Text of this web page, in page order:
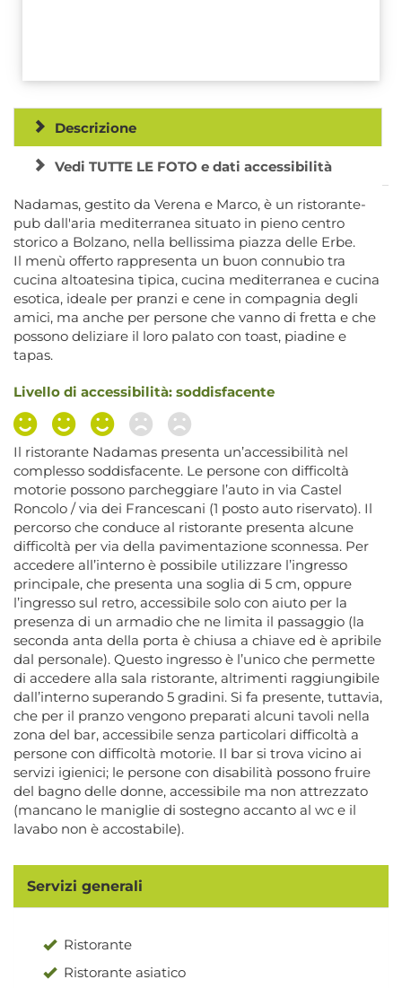
Descrizione
Vedi TUTTE LE FOTO e dati accessibilità
Nadamas, gestito da Verena e Marco, è un ristorante-
pub dall'aria mediterranea situato in pieno centro
storico a Bolzano, nella bellissima piazza delle Erbe.
Il menù offerto rappresenta un buon connubio tra
cucina altoatesina tipica, cucina mediterranea e cucina
esotica, ideale per pranzi e cene in compagnia degli
amici, ma anche per persone che vanno di fretta e che
possono deliziare il loro palato con toast, piadine e
tapas.
Livello di accessibilità: soddisfacente
Il ristorante Nadamas presenta un’accessibilità nel
complesso soddisfacente. Le persone con difficoltà
motorie possono parcheggiare l’auto in via Castel
Roncolo / via dei Francescani (1 posto auto riservato). Il
percorso che conduce al ristorante presenta alcune
difficoltà per via della pavimentazione sconnessa. Per
accedere all’interno è possibile utilizzare l’ingresso
principale, che presenta una soglia di 5 cm, oppure
l’ingresso sul retro, accessibile solo con aiuto per la
presenza di un armadio che ne limita il passaggio (la
seconda anta della porta è chiusa a chiave ed è apribile
dal personale). Questo ingresso è l’unico che permette
di accedere alla sala ristorante, altrimenti raggiungibile
dall’interno superando 5 gradini. Si fa presente, tuttavia,
che per il pranzo vengono preparati alcuni tavoli nella
zona del bar, accessibile senza particolari difficoltà a
persone con difficoltà motorie. Il bar si trova vicino ai
servizi igienici; le persone con disabilità possono fruire
del bagno delle donne, accessibile ma non attrezzato
(mancano le maniglie di sostegno accanto al wc e il
lavabo non è accostabile).
Servizi generali
Ristorante
Ristorante asiatico